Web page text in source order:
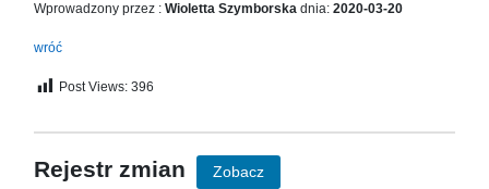
Wprowadzony przez : Wioletta Szymborska dnia: 2020-03-20
wróć
Post Views: 396
Rejestr zmian Zobacz